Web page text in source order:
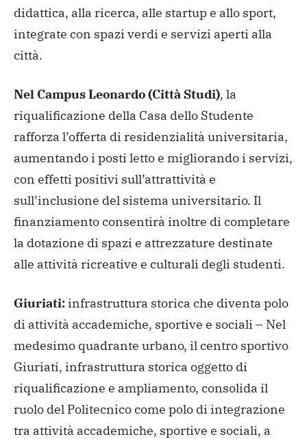
didattica, alla ricerca, alle startup e allo sport,
integrate con spazi verdi e servizi aperti alla
città.
Nel Campus Leonardo (Città Studi), la
riqualificazione della Casa dello Studente
rafforza l’offerta di residenzialità universitaria,
aumentando i posti letto e migliorando i servizi,
con effetti positivi sull’attrattività e
sull’inclusione del sistema universitario. Il
finanziamento consentirà inoltre di completare
la dotazione di spazi e attrezzature destinate
alle attività ricreative e culturali degli studenti.
Giuriati: infrastruttura storica che diventa polo
di attività accademiche, sportive e sociali – Nel
medesimo quadrante urbano, il centro sportivo
Giuriati, infrastruttura storica oggetto di
riqualificazione e ampliamento, consolida il
ruolo del Politecnico come polo di integrazione
tra attività accademiche, sportive e sociali, a